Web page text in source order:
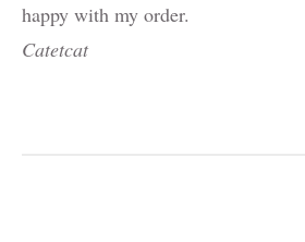
happy with my order.
Catetcat